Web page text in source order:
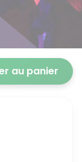
au panier